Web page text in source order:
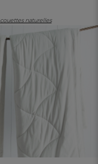
couettes naturelles